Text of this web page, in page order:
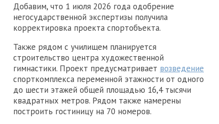
Добавим, что 1 июля 2026 года одобрение
негосударственной экспертизы получила
корректировка проекта спортобъекта.
Также рядом с училищем планируется
строительство центра художественной
гимнастики. Проект предусматривает возведение
спорткомплекса переменной этажности от одного
до шести этажей общей площадью 16,4 тысячи
квадратных метров. Рядом также намерены
построить гостиницу на 70 номеров.